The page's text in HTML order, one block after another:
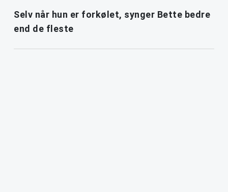
Selv når hun er forkølet, synger Bette bedre
end de fleste